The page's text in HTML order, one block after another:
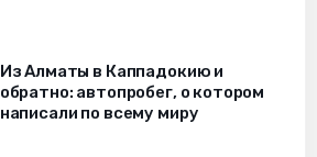
Из Алматы в Каппадокию и
обратно: автопробег, о котором
написали по всему миру